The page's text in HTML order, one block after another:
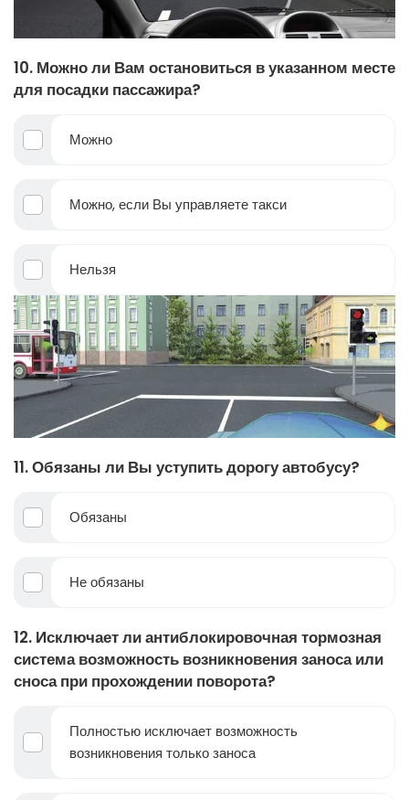
10. Можно ли Вам остановиться в указанном месте
для посадки пассажира?
Можно
Можно, если Вы управляете такси
Нельзя
11. Обязаны ли Вы уступить дорогу автобусу?
Обязаны
Не обязаны
12. Исключает ли антиблокировочная тормозная
система возможность возникновения заноса или
сноса при прохождении поворота?
Полностью исключает возможность
возникновения только заноса